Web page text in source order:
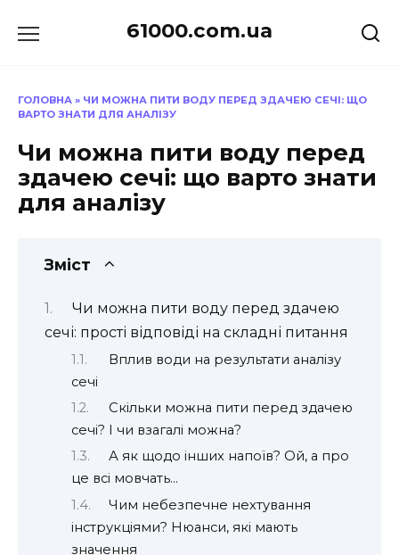
до
61000.com.ua
ГОЛОВНА » ЧИ МОЖНА ПИТИ ВОДУ ПЕРЕД ЗДАЧЕЮ СЕЧІ: ЩО
ВАРТО ЗНАТИ ДЛЯ АНАЛІЗУ
Чи можна пити воду перед
здачею сечі: що варто знати
для аналізу
Зміст
Чи можна пити воду перед здачею
сечі: прості відповіді на складні питання
Вплив води на результати аналізу
сечі
Скільки можна пити перед здачею
сечі? І чи взагалі можна?
А як щодо інших напоїв? Ой, а про
це всі мовчать…
Чим небезпечне нехтування
інструкціями? Нюанси, які мають
значення